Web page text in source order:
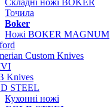
Складні ножі BOKER
Точила
Boker
Ножі BOKER MAGNUM
Custom Knives
Knives
STEEL
Кухонні ножі